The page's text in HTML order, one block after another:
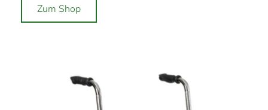
Zum Shop